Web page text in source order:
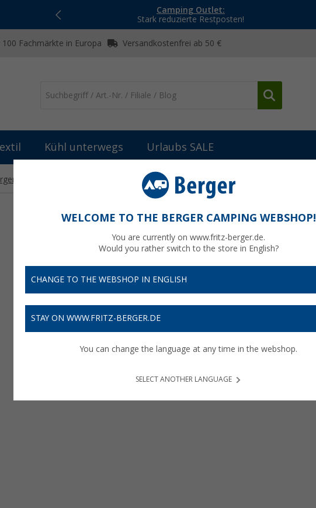
Camping Outlet:
Stark reduzierte Restposten!
100 Fachmärkte in Europa Versandkostenfrei ab 50 €
Kühl unterwegs Urlaubs SALE
ERSATZTEILE BERGER GRILLS
WELCOME TO THE BERGER CAMPING WEBSHOP!
You are currently on www.fritz-berger.de.
Would you rather switch to the store in English?
CHANGE TO THE WEBSHOP IN ENGLISH
STAY ON WWW.FRITZ-BERGER.DE
You can change the language at any time in the webshop.
SELECT ANOTHER LANGUAGE